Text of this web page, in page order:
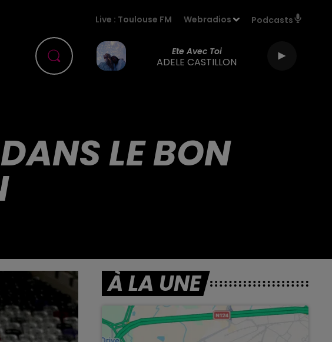
Live : Toulouse FM Webradios Podcasts
Ete Avec Toi
ADELE CASTILLON
LE BON
À LA UNE